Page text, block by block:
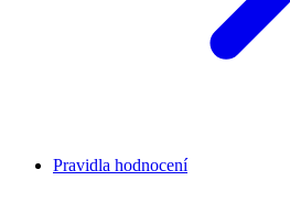
Pravidla hodnocení